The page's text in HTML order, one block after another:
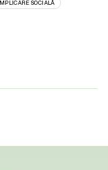
SOCIALĂ